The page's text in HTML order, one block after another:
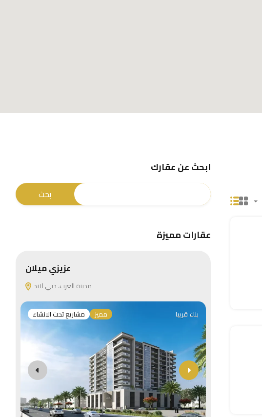
ابحث عن عقارك
عقارات مميزة
عزيزي ميلان
مدينة العرب، دبي لاند
مشاريع تحت الانشاء مميز بناء قريبا